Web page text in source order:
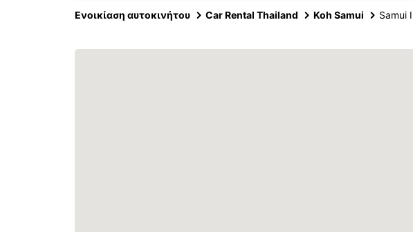
Ενοικίαση αυτοκινήτου Car Rental Thailand Koh Samui Samui